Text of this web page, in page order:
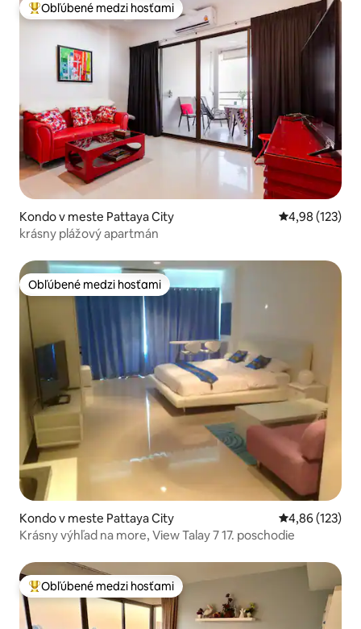
Najobľúbenejšie medzi hosťami
Obľúbené medzi hosťami
Kondo v meste Pattaya City Priemerné
4,98 (123)
krásny plážový apartmán
Obľúbené medzi hosťami
Obľúbené medzi hosťami
Kondo v meste Pattaya City Priemerné
4,86 (123)
Krásny výhľad na more, View Talay 7 17. poschodie
Najobľúbenejšie medzi hosťami
Obľúbené medzi hosťami